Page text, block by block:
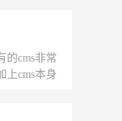
的cms非常
上cms本身